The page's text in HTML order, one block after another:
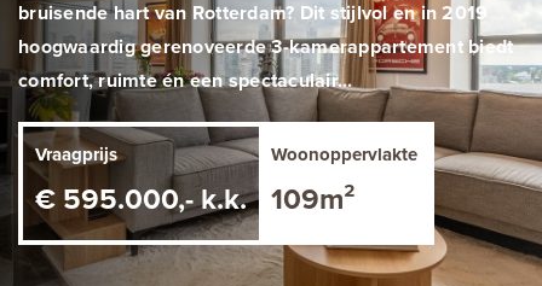
bruisende hart van Rotterdam? Dit stijlvol en in 2019
hoogwaardig gerenoveerde 3-kamerappartement biedt
comfort, ruimte én een spectaculair...
Vraagprijs
€ 595.000,- k.k.
Woonoppervlakte
109m²